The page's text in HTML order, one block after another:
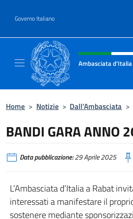
Governo Italiano
Intestazione sito,
Ambasciata
Home > Notizie > Dall’Ambasciata >
BANDI GARA ANNO
Data pubblicazione:29 Aprile 2025
L’Ambasciata d’Italia a Rabat
interessati a manifestare il
sostenere mediante